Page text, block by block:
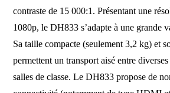
contraste de 15 000:1. Présentant une
1080p, le DH833 s’adapte à une grande
Sa taille compacte (seulement 3,2 kg) et
permettent un transport aisé entre
salles de classe. Le DH833 propose de